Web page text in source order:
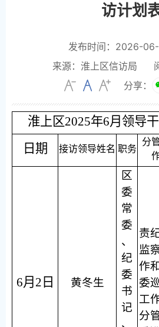
访计划
发布时间：2026-
来源：淮上区信访局
分享：
淮上区2025年6月领导
日期
接访领导姓名 职务
分
6月2日 黄冬生
区
委
常
委
、
纪
委
书
记
、
责
监
作
委
工
分